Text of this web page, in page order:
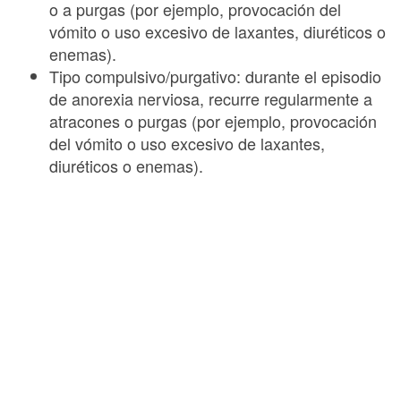
o a purgas (por ejemplo, provocación del
vómito o uso excesivo de laxantes, diuréticos o
enemas).
Tipo compulsivo/purgativo: durante el episodio
de anorexia nerviosa, recurre regularmente a
atracones o purgas (por ejemplo, provocación
del vómito o uso excesivo de laxantes,
diuréticos o enemas).